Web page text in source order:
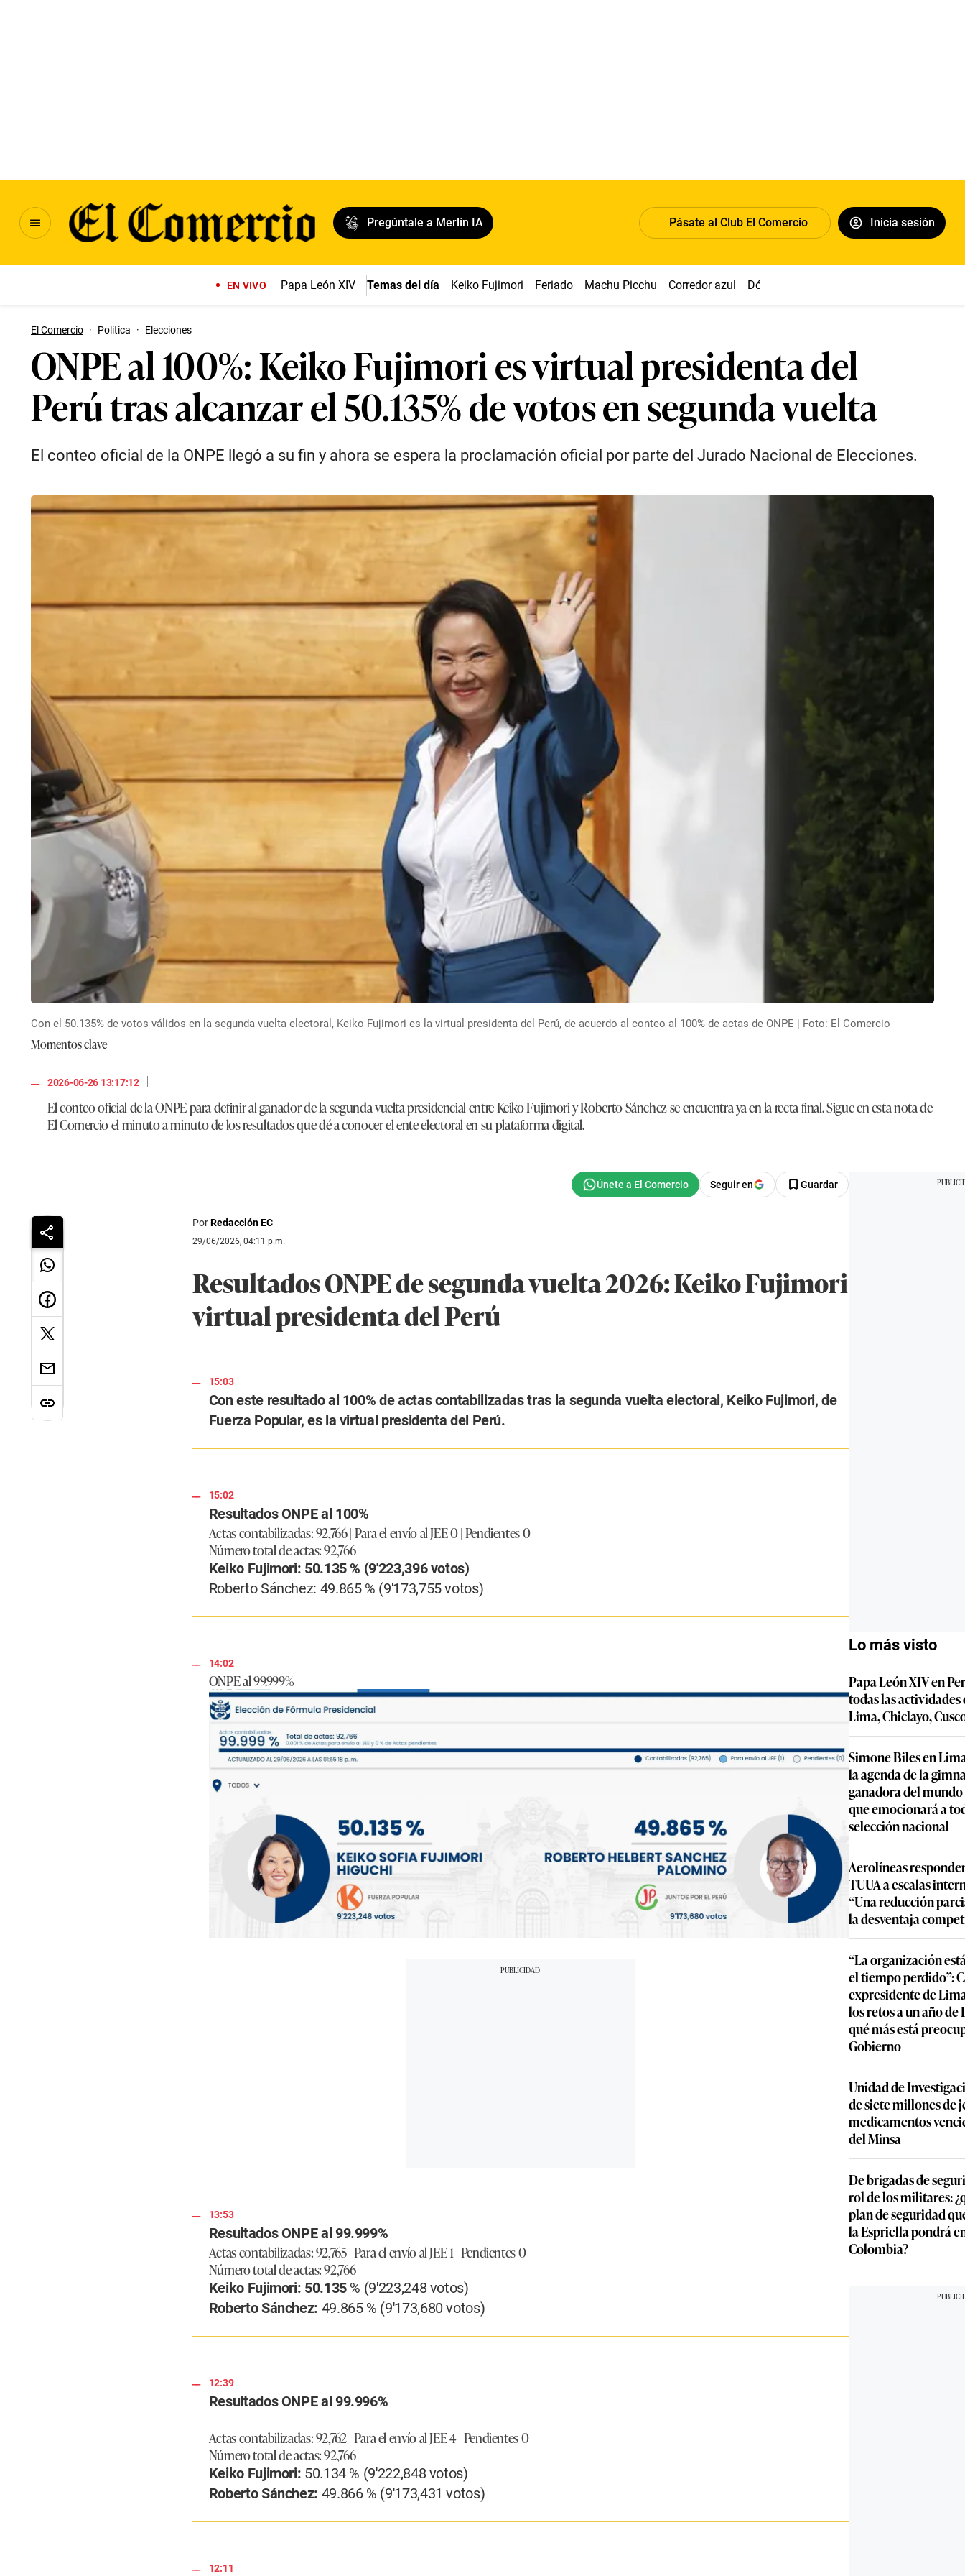
Pregúntale a Merlín IA Pásate al Club El Comercio Inicia sesión
EN VIVO Papa León XIV Temas del día Keiko Fujimori Feriado Machu Picchu Corredor azul Dólar
El Comercio · Politica · Elecciones
ONPE al 100%: Keiko Fujimori es virtual presidenta del
Perú tras alcanzar el 50.135% de votos en segunda vuelta
El conteo oficial de la ONPE llegó a su fin y ahora se espera la proclamación oficial por parte del Jurado Nacional de Elecciones.
Con el 50.135% de votos válidos en la segunda vuelta electoral, Keiko Fujimori es la virtual presidenta del Perú, de acuerdo al conteo al 100% de actas de ONPE | Foto: El Comercio
Momentos clave
2026-06-26 13:17:12
|
El conteo oficial de la ONPE para definir al ganador de la segunda vuelta presidencial entre Keiko Fujimori y Roberto Sánchez se encuentra ya en la recta final. Sigue en esta nota de
El Comercio el minuto a minuto de los resultados que dé a conocer el ente electoral en su plataforma digital.
Seguir en Guardar
PorRedacción EC
29/06/2026, 04:11 p.m.
Resultados ONPE de segunda vuelta 2026: Keiko Fujimori
virtual presidenta del Perú
15:03
Con este resultado al 100% de actas contabilizadas tras la segunda vuelta electoral, Keiko Fujimori, de
Fuerza Popular, es la virtual presidenta del Perú.
15:02
Resultados ONPE al 100%
Actas contabilizadas: 92,766 | Para el envío al JEE 0 | Pendientes 0
Número total de actas: 92,766
Keiko Fujimori: 50.135 % (9'223,396 votos)
Roberto Sánchez: 49.865 % (9'173,755 votos)
14:02
ONPE al 99.999%
13:53
Resultados ONPE al 99.999%
Actas contabilizadas: 92,765 | Para el envío al JEE 1 | Pendientes 0
Número total de actas: 92,766
Keiko Fujimori: 50.135 % (9'223,248 votos)
Roberto Sánchez: 49.865 % (9'173,680 votos)
12:39
Resultados ONPE al 99.996%
Actas contabilizadas: 92,762 | Para el envío al JEE 4 | Pendientes 0
Número total de actas: 92,766
Keiko Fujimori: 50.134 % (9'222,848 votos)
Roberto Sánchez: 49.866 % (9'173,431 votos)
12:11
Lo más visto
Papa León XIV en
todas las
Lima, Chiclayo,
Simone Biles en
la agenda de la
ganadora del
que emocionará a
selección nacional
Aerolíneas
TUUA a escalas
“Una reducción
la desventaja
“La organización
el tiempo perdido”:
expresidente de
los retos a un año de
qué más está
Gobierno
Unidad de
de siete millones de
medicamentos
del Minsa
De brigadas de
rol de los militares:
plan de seguridad
la Espriella pondrá
Colombia?